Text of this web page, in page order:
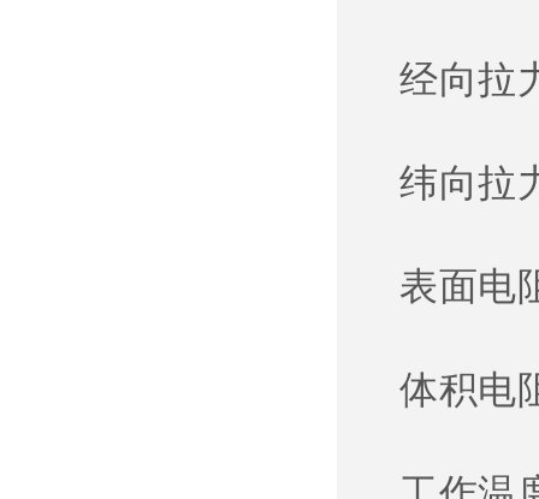
经向拉
纬向拉
表面电
体积电